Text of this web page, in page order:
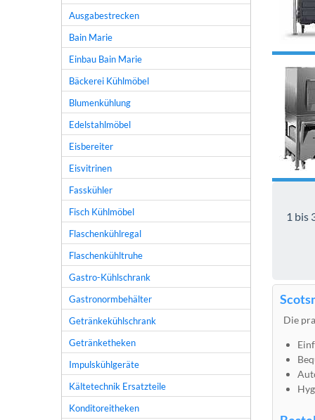
1 bis
Die
Ausgabestrecken
Bain Marie
Einbau Bain Marie
Bäckerei Kühlmöbel
Blumenkühlung
Edelstahlmöbel
Eisbereiter
Eisvitrinen
Fasskühler
Fisch Kühlmöbel
Flaschenkühlregal
Flaschenkühltruhe
Gastro-Kühlschrank
Gastronormbehälter
Getränkekühlschrank
Getränketheken
Impulskühlgeräte
Kältetechnik Ersatzteile
Konditoreitheken